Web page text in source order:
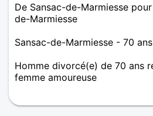
De Sansac-de-Marmiesse
de-Marmiesse
Sansac-de-Marmiesse - 70 ans
Homme divorcé(e) de 70 ans
femme amoureuse
partager week-end